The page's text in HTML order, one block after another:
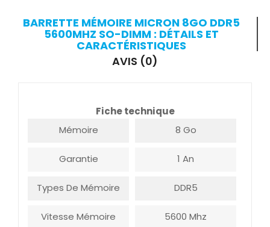
BARRETTE MÉMOIRE MICRON 8GO DDR5
5600MHZ SO-DIMM : DÉTAILS ET
CARACTÉRISTIQUES
AVIS (0)
Fiche technique
Mémoire
8 Go
Garantie 1 An
Types De Mémoire DDR5
Vitesse Mémoire 5600 Mhz